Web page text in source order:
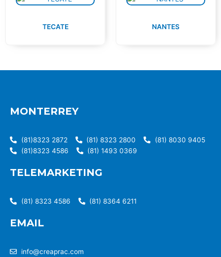
TECATE NANTES
MONTERREY
(81)8323 2872 (81) 8323 2800
(81) 8030 9405
(81)8323 4586
(81) 1493 0369
TELEMARKETING
(81) 8323 4586 (81) 8364 6211
EMAIL
info@creaprac.com